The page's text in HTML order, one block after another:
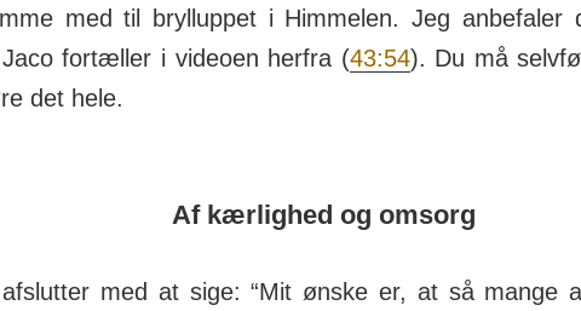
med til bryl­luppet i Him­melen. Jeg an­be­faler
Jaco for­tæller i videoen herfra (43:54). Du må
det hele.
Af kærlighed og omsorg
med at sige: “Mit ønske er, at så mange